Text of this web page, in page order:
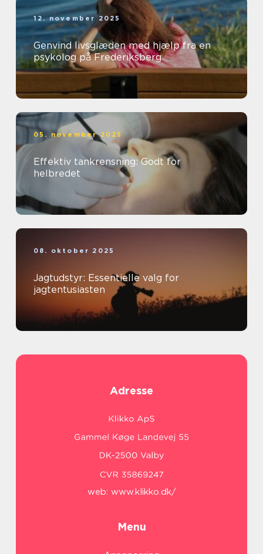
12. november 2025
Genvind livsglæden med hjælp fra en
psykolog på Frederiksberg
05. november 2025
Effektiv tankrensning: Godt for
helbredet
08. oktober 2025
Jagtudstyr: Essentielle valg for
jagtentusiasten
Adresse
web: www.klikko.dk/
Menu